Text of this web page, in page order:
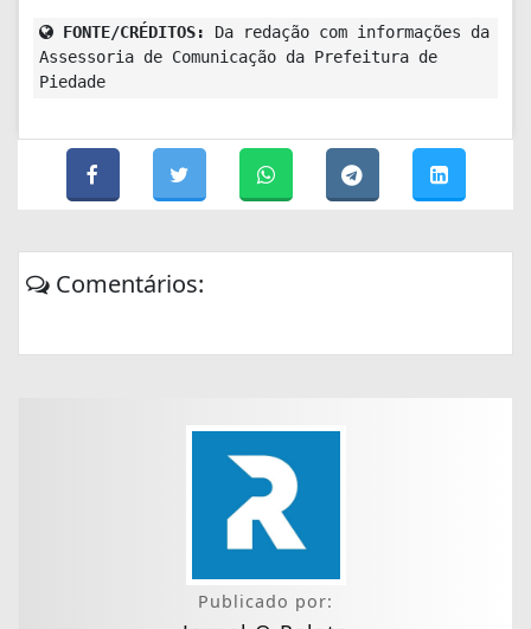
FONTE/CRÉDITOS:
Da redação com informações da
Assessoria de Comunicação da Prefeitura de
Piedade
Comentários:
Publicado por: